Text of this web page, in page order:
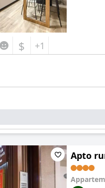
$ +1
Apto